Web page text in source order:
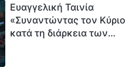
Ευαγγελική Ταινία
«Συναντώντας τον Κύριο
κατά τη διάρκεια των